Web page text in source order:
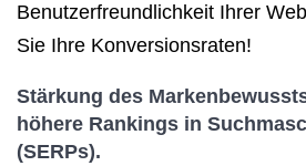
Benutzerfreundlichkeit Ihrer
Sie Ihre Konversionsraten!
Stärkung des
höhere Rankings in
(SERPs).